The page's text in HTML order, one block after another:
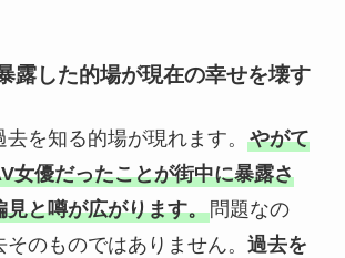
露した的場が現在の幸せを壊す
を知る的場が現れます。 やがて
女優だったことが街中に暴露さ
見と噂が広がります。問題なの
のものではありません。 過去を